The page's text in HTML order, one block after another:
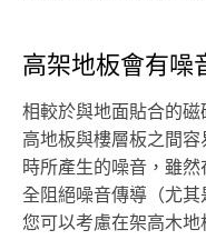
高架地板會有噪
相較於與地面貼合的
高地板與樓層板之間
時所產生的噪音，雖
全阻絕噪音傳導（尤其
您可以考慮在架高木地